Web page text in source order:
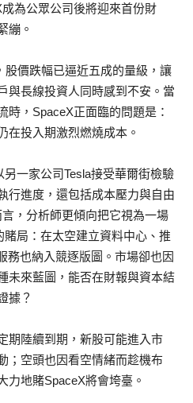
為公眾公司後將迎來首份財
繃。
價跌幅已逼近五成的量級，讓
與長線投資人同時感到不安。當
時，SpaceX正面臨的問題是：
在投入期激烈燃燒成本。
一家公司Tesla接受華爾街檢驗
行進度，還包括成本壓力與自由
，分析師更傾向把它視為一場
局：在太空建立資料中心、推
務也納入競逐版圖。市場卻也因
來藍圖，能否在財報與資本結
據？
期陸續到期，新股可能進入市
；空頭也因看空情緒而趁機布
力地賭SpaceX將會垮臺。